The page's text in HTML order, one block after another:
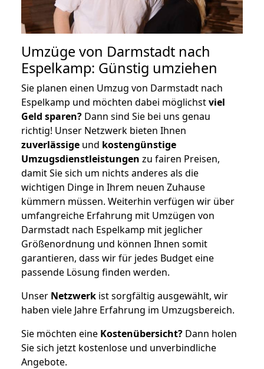
Umzüge von Darmstadt nach
Espelkamp: Günstig umziehen
Sie planen einen Umzug von Darmstadt nach
Espelkamp und möchten dabei möglichstviel
Geld sparen? Dann sind Sie bei uns genau
richtig! Unser Netzwerk bieten Ihnen
zuverlässige und kostengünstige
Umzugsdienstleistungen zu fairen Preisen,
damit Sie sich um nichts anderes als die
wichtigen Dinge in Ihrem neuen Zuhause
kümmern müssen. Weiterhin verfügen wir über
umfangreiche Erfahrung mit Umzügen von
Darmstadt nach Espelkamp mit jeglicher
Größenordnung und können Ihnen somit
garantieren, dass wir für jedes Budget eine
passende Lösung finden werden.
Unser Netzwerk ist sorgfältig ausgewählt, wir
haben viele Jahre Erfahrung im Umzugsbereich.
Sie möchten eine Kostenübersicht? Dann holen
Sie sich jetzt kostenlose und unverbindliche
Angebote.